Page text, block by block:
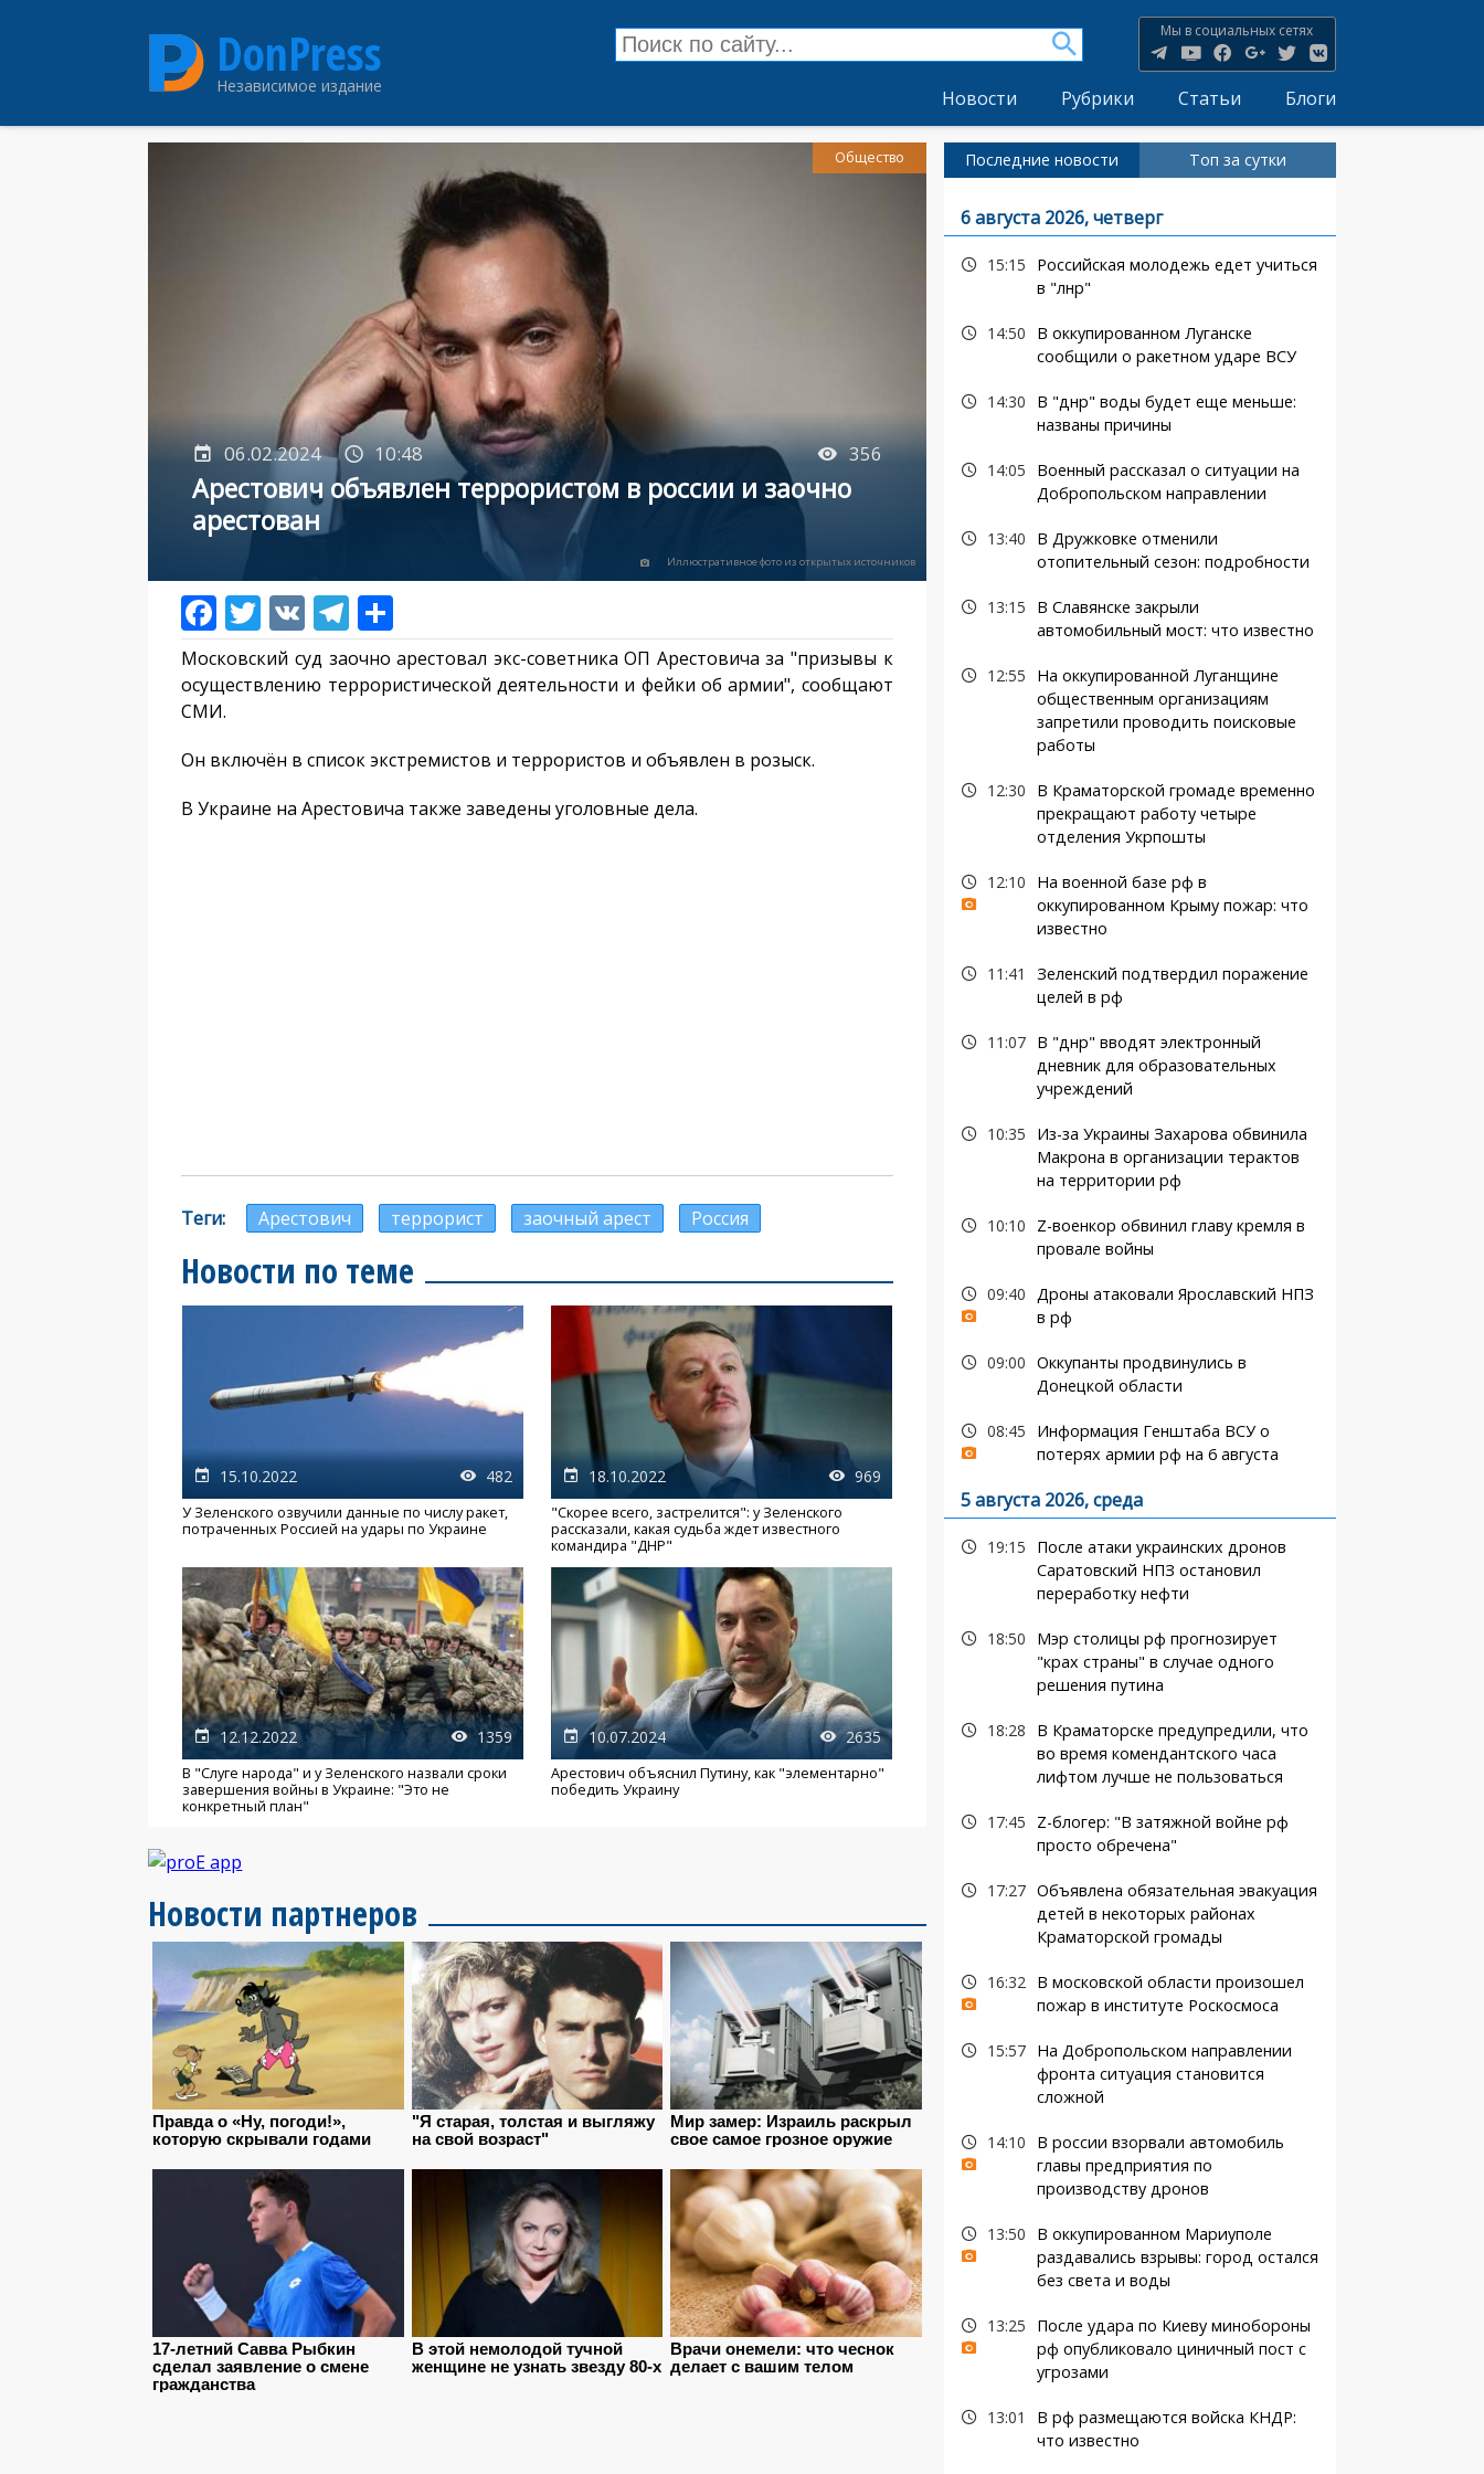
DonPress
Независимое издание
Мы в социальных сетях
Новости Рубрики Статьи Блоги
06.02.2024 10:48 356
Арестович объявлен террористом в россии и заочно
арестован
Иллюстративное фото из открытых источников
Общество
Московский суд заочно арестовал экс-советника ОП Арестовича за "призывы к
осуществлению террористической деятельности и фейки об армии", сообщают
СМИ.
Он включён в список экстремистов и террористов и объявлен в розыск.
В Украине на Арестовича также заведены уголовные дела.
Теги Арестович террорист заочный арест Россия
Новости по теме
15.10.2022 482
У Зеленского озвучили данные по числу ракет,
потраченных Россией на удары по Украине
18.10.2022 969
"Скорее всего, застрелится": у Зеленского
рассказали, какая судьба ждет известного
командира "ДНР"
12.12.2022 1359
В "Слуге народа" и у Зеленского назвали сроки
завершения войны в Украине: "Это не
конкретный план"
10.07.2024 2635
Арестович объяснил Путину, как "элементарно"
победить Украину
Новости партнеров
Последние новости Топ за сутки
6 августа 2026, четверг
15:15
Российская молодежь едет учиться
в "лнр"
14:50
В оккупированном Луганске
сообщили о ракетном ударе ВСУ
14:30
В "днр" воды будет еще меньше:
названы причины
14:05
Военный рассказал о ситуации на
Добропольском направлении
13:40
В Дружковке отменили
отопительный сезон: подробности
13:15
В Славянске закрыли
автомобильный мост: что известно
12:55
На оккупированной Луганщине
общественным организациям
запретили проводить поисковые
работы
12:30
В Краматорской громаде временно
прекращают работу четыре
отделения Укрпошты
12:10
На военной базе рф в
оккупированном Крыму пожар: что
известно
11:41
Зеленский подтвердил поражение
целей в рф
11:07
В "днр" вводят электронный
дневник для образовательных
учреждений
10:35
Из-за Украины Захарова обвинила
Макрона в организации терактов
на территории рф
10:10
Z-военкор обвинил главу кремля в
провале войны
09:40 Дроны атаковали Ярославский НПЗ
в рф
09:00 Оккупанты продвинулись в
Донецкой области
08:45
Информация Генштаба ВСУ о
потерях армии рф на 6 августа
5 августа 2026, среда
19:15
После атаки украинских дронов
Саратовский НПЗ остановил
переработку нефти
18:50
Мэр столицы рф прогнозирует
"крах страны" в случае одного
решения путина
18:28
В Краматорске предупредили, что
во время комендантского часа
лифтом лучше не пользоваться
17:45
Z-блогер: "В затяжной войне рф
просто обречена"
17:27 Объявлена обязательная эвакуация
детей в некоторых районах
Краматорской громады
16:32
В московской области произошел
пожар в институте Роскосмоса
15:57
На Добропольском направлении
фронта ситуация становится
сложной
14:10
В россии взорвали автомобиль
главы предприятия по
производству дронов
13:50
В оккупированном Мариуполе
раздавались взрывы: город остался
без света и воды
13:25
После удара по Киеву минобороны
рф опубликовало циничный пост с
угрозами
13:01
В рф размещаются войска КНДР:
что известно